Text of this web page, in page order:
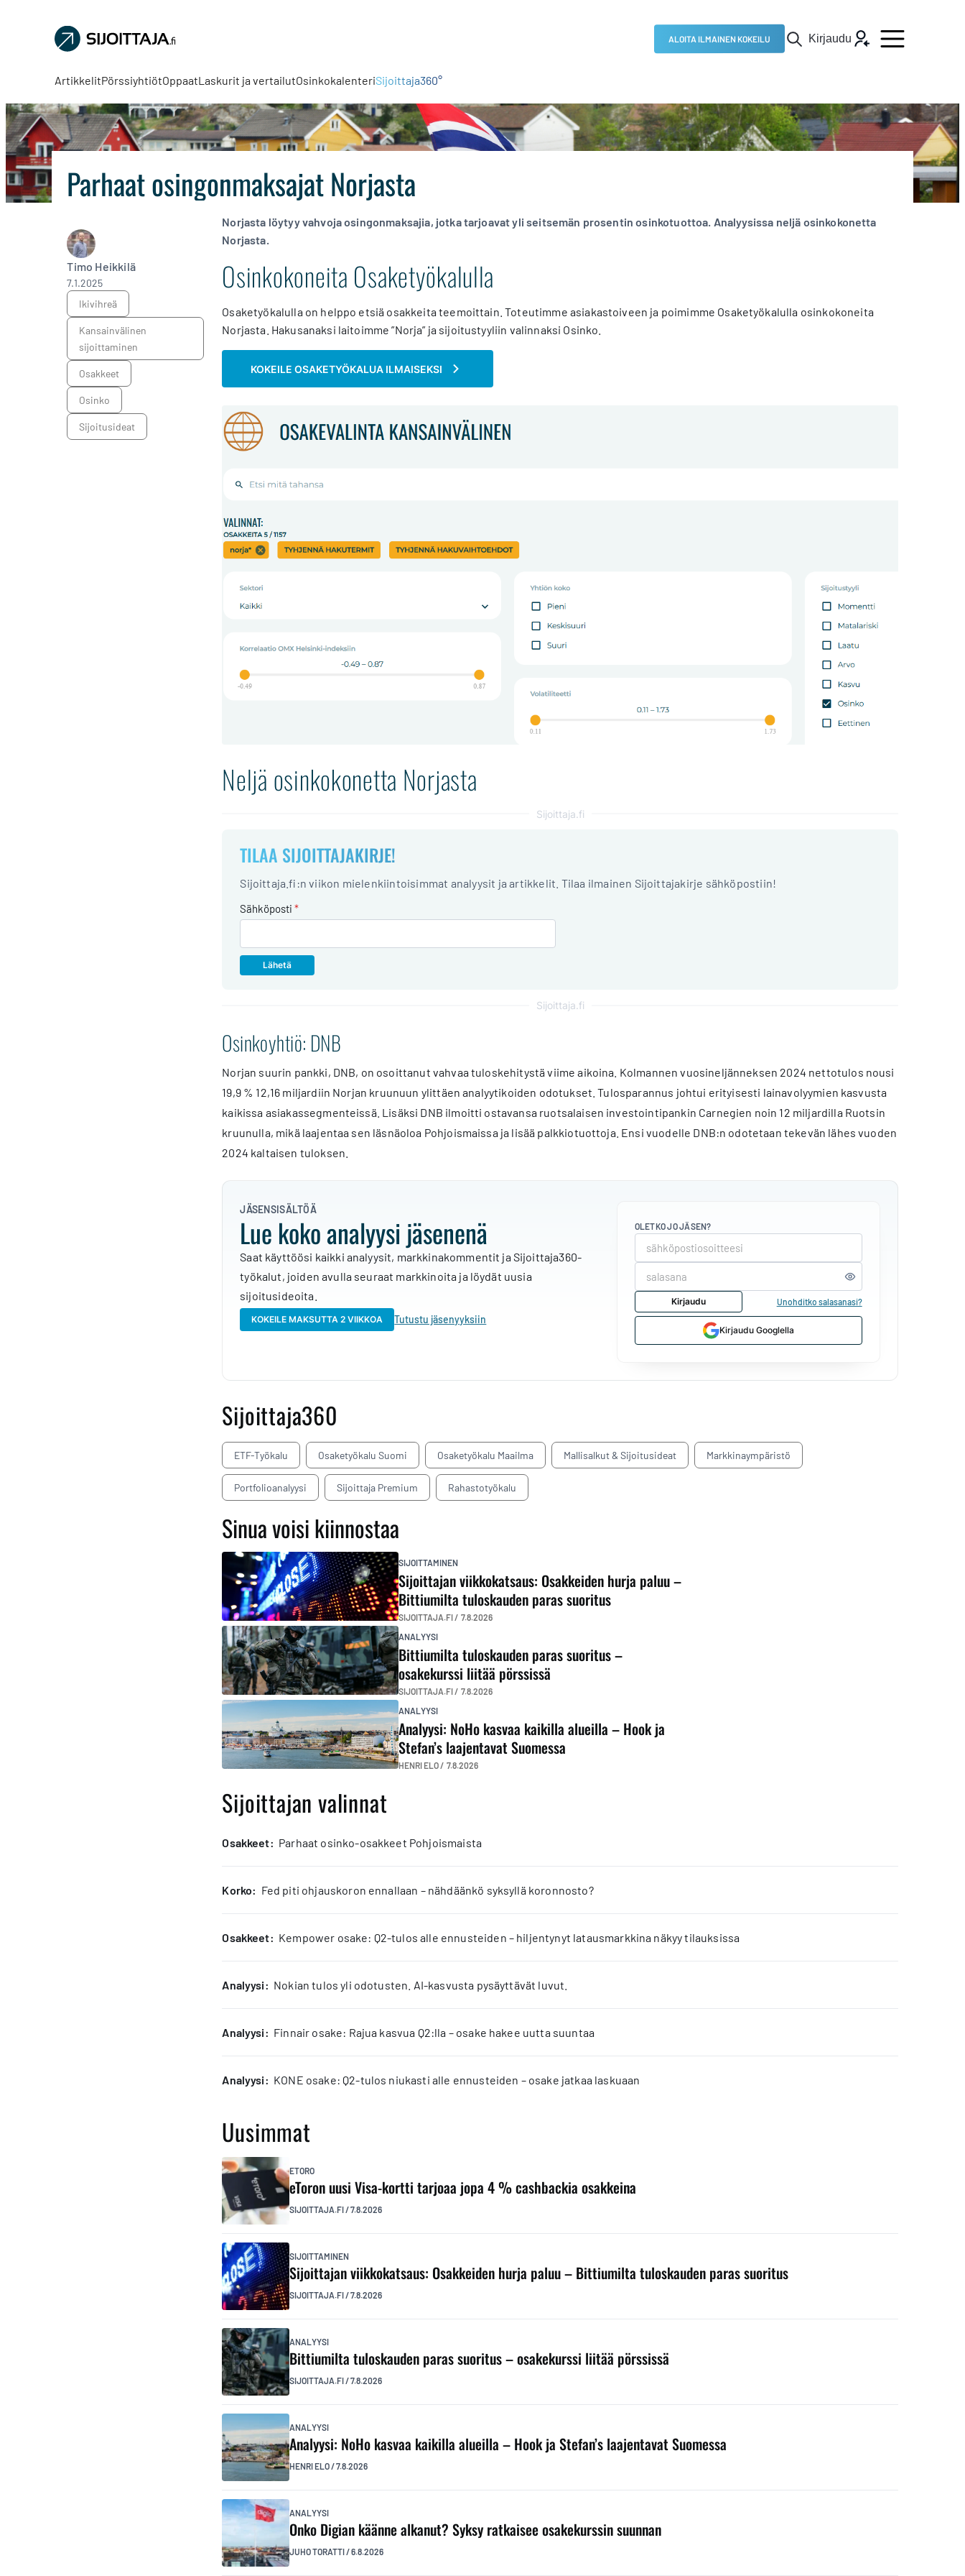
Sijoittaja.fi
Tee
sijoituspäätöksiä
ALOITA ILMAINEN KOKEILU Kirjaudu
ArtikkelitPörssiyhtiötOppaatLaskurit ja vertailutOsinkokalenteriSijoittaja360°
Parhaat osingonmaksajat Norjasta
Timo Heikkilä
7.1.2025
ikivihreä
kansainvälinen
sijoittaminen
osakkeet
osinko
sijoitusideat
Norjasta löytyy vahvoja osingonmaksajia, jotka tarjoavat yli seitsemän prosentin osinkotuottoa. Analyysissa neljä osinkokonetta
Norjasta.
Osinkokoneita Osaketyökalulla
Osaketyökalulla on helppo etsiä osakkeita teemoittain. Toteutimme asiakastoiveen ja poimimme Osaketyökalulla osinkokoneita
Norjasta. Hakusanaksi laitoimme ”Norja” ja sijoitustyyliin valinnaksi Osinko.
KOKEILE OSAKETYÖKALUA ILMAISEKSI
Neljä osinkokonetta Norjasta
Sijoittaja.fi
TILAA SIJOITTAJAKIRJE!
Sijoittaja.fi:n viikon mielenkiintoisimmat analyysit ja artikkelit. Tilaa ilmainen Sijoittajakirje sähköpostiin!
Sähköposti *
Sijoittaja.fi
Osinkoyhtiö: DNB
Norjan suurin pankki, DNB, on osoittanut vahvaa tuloskehitystä viime aikoina. Kolmannen vuosineljänneksen 2024 nettotulos nousi
19,9 % 12,16 miljardiin Norjan kruunuun ylittäen analyytikoiden odotukset. Tulosparannus johtui erityisesti lainavolyymien kasvusta
kaikissa asiakassegmenteissä. Lisäksi DNB ilmoitti ostavansa ruotsalaisen investointipankin Carnegien noin 12 miljardilla Ruotsin
kruunulla, mikä laajentaa sen läsnäoloa Pohjoismaissa ja lisää palkkiotuottoja. Ensi vuodelle DNB:n odotetaan tekevän lähes vuoden
2024 kaltaisen tuloksen.
JÄSENSISÄLTÖÄ
Lue koko analyysi jäsenenä
Saat käyttöösi kaikki analyysit, markkinakommentit ja Sijoittaja360-
työkalut, joiden avulla seuraat markkinoita ja löydät uusia
sijoitusideoita.
KOKEILE MAKSUTTA 2 VIIKKOA Tutustu jäsenyyksiin
OLETKO JO JÄSEN?
Kirjaudu Unohditko salasanasi?
Kirjaudu Googlella
Sijoittaja360
ETF-Työkalu Osaketyökalu Suomi Osaketyökalu Maailma Mallisalkut & Sijoitusideat Markkinaympäristö
Portfolioanalyysi Sijoittaja Premium Rahastotyökalu
Sinua voisi kiinnostaa
SIJOITTAMINEN
Sijoittajan viikkokatsaus: Osakkeiden hurja paluu –
Bittiumilta tuloskauden paras suoritus
SIJOITTAJA.FI / 7.8.2026
ANALYYSI
Bittiumilta tuloskauden paras suoritus –
osakekurssi liitää pörssissä
SIJOITTAJA.FI / 7.8.2026
ANALYYSI
Analyysi: NoHo kasvaa kaikilla alueilla – Hook ja
Stefan’s laajentavat Suomessa
HENRI ELO / 7.8.2026
Sijoittajan valinnat
osakkeet: Parhaat osinko-osakkeet Pohjoismaista
korko: Fed piti ohjauskoron ennallaan – nähdäänkö syksyllä koronnosto?
osakkeet: Kempower osake: Q2-tulos alle ennusteiden – hiljentynyt latausmarkkina näkyy tilauksissa
analyysi: Nokian tulos yli odotusten. AI-kasvusta pysäyttävät luvut.
analyysi: Finnair osake: Rajua kasvua Q2:lla – osake hakee uutta suuntaa
analyysi: KONE osake: Q2-tulos niukasti alle ennusteiden – osake jatkaa laskuaan
Uusimmat
ETORO
eToron uusi Visa-kortti tarjoaa jopa 4 % cashbackia osakkeina
SIJOITTAJA.FI/7.8.2026
SIJOITTAMINEN
Sijoittajan viikkokatsaus: Osakkeiden hurja paluu – Bittiumilta tuloskauden paras suoritus
SIJOITTAJA.FI/7.8.2026
ANALYYSI
Bittiumilta tuloskauden paras suoritus – osakekurssi liitää pörssissä
SIJOITTAJA.FI/7.8.2026
ANALYYSI
Analyysi: NoHo kasvaa kaikilla alueilla – Hook ja Stefan’s laajentavat Suomessa
HENRI ELO/7.8.2026
ANALYYSI
Onko Digian käänne alkanut? Syksy ratkaisee osakekurssin suunnan
JUHO TORATTI/6.8.2026